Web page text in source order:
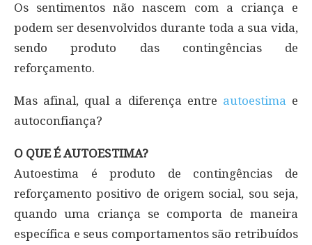
Os sentimentos não nascem com a criança e
podem ser desenvolvidos durante toda a sua vida,
sendo produto das contingências de
reforçamento.
Mas afinal, qual a diferença entre autoestima e
autoconfiança?
O QUE É AUTOESTIMA?
Autoestima é produto de contingências de
reforçamento positivo de origem social, sou seja,
quando uma criança se comporta de maneira
específica e seus comportamentos são retribuídos